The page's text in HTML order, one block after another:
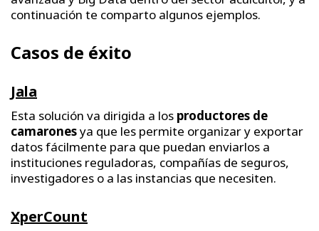
continuación te comparto algunos ejemplos.
Casos de éxito
Jala
Esta solución va dirigida a los productores de
camaronesya que les permite organizar y exportar
datos fácilmente para que puedan enviarlos a
instituciones reguladoras, compañías de seguros,
investigadores o a las instancias que necesiten.
XperCount